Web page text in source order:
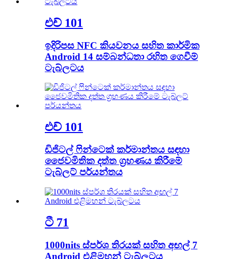
එච් 101
ඉදිරිපස NFC කියවනය සහිත කාර්මික
Android 14 සම්බන්ධතා රහිත ගෙවීම්
ටැබ්ලටය
එච් 101
ඩිජිටල් ෆින්ටෙක් කර්මාන්තය සඳහා
ජෛවමිතික දත්ත ග්‍රහණය කිරීමේ
ටැබ්ලට් පර්යන්තය
ටී 71
1000nits ස්පර්ශ තිරයක් සහිත අඟල් 7
Android එළිමහන් ටැබ්ලටය